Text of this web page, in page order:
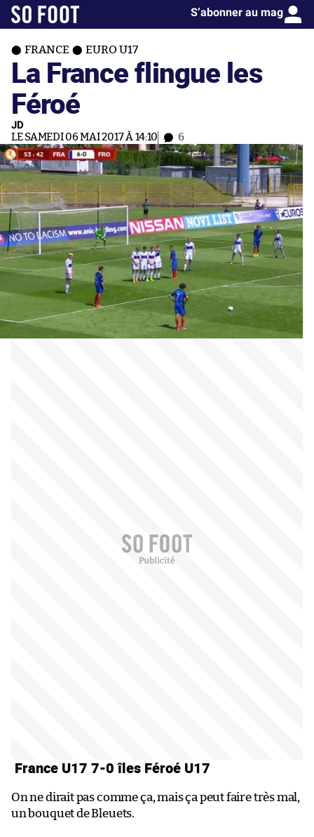
S’abonner au mag
FRANCE EURO U17
La France flingue les
Féroé
JD
LE SAMEDI 06 MAI 2017 À 14:10 6
France U17 7-0 îles Féroé U17
On ne dirait pas comme ça, mais ça peut faire très mal,
un bouquet de Bleuets.